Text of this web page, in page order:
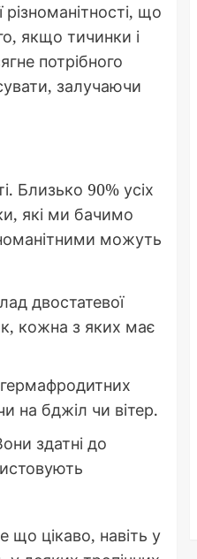
що
якщо тичинки і
потрібного
залучаючи
Близько 90% усіх
які ми бачимо
можуть
двостатевої
кожна з яких має
на бджіл чи вітер.
здатні до
що цікаво, навіть у